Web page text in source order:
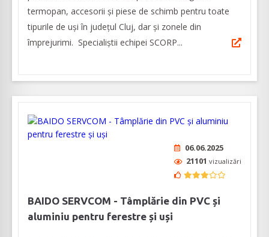
termopan, accesorii și piese de schimb pentru toate
tipurile de uși în judeţul Cluj, dar şi zonele din
împrejurimi. Specialiştii echipei SCORP...
06.06.2025
21101 vizualizări
BAIDO SERVCOM - Tâmplărie din PVC și
aluminiu pentru ferestre și uși